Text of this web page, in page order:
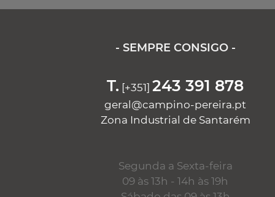
- SEMPRE CONSIGO -
T. [+351]243 391 878
geral@campino-pereira.pt
Zona Industrial de Santarém
Segunda a Sexta-feira
09 às 13h - 14h às 19h